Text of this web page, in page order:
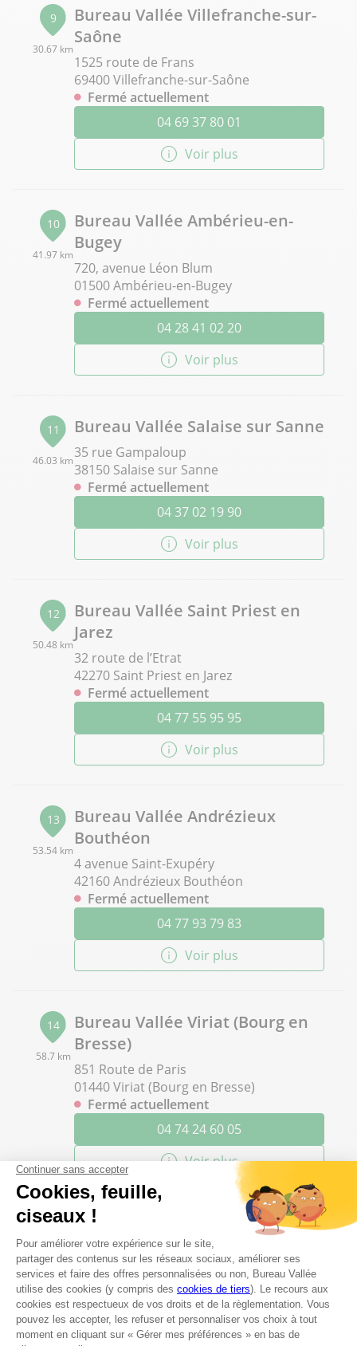
9
30.67 km
Bureau Vallée Villefranche-sur-
Saône
1525 route de Frans
69400 Villefranche-sur-Saône
Fermé actuellement
04 69 37 80 01
Voir plus
10
41.97 km
Bureau Vallée Ambérieu-en-
Bugey
720, avenue Léon Blum
01500 Ambérieu-en-Bugey
Fermé actuellement
04 28 41 02 20
Voir plus
11
46.03 km
Bureau Vallée Salaise sur Sanne
35 rue Gampaloup
38150 Salaise sur Sanne
Fermé actuellement
04 37 02 19 90
Voir plus
12
50.48 km
Bureau Vallée Saint Priest en
Jarez
32 route de l’Etrat
42270 Saint Priest en Jarez
Fermé actuellement
04 77 55 95 95
Voir plus
13
53.54 km
Bureau Vallée Andrézieux
Bouthéon
4 avenue Saint-Exupéry
42160 Andrézieux Bouthéon
Fermé actuellement
04 77 93 79 83
Voir plus
14
58.7 km
Bureau Vallée Viriat (Bourg en
Bresse)
851 Route de Paris
01440 Viriat (Bourg en Bresse)
Fermé actuellement
04 74 24 60 05
Voir plus
61.91 km
Bureau Vallée Belley
ZAC DE L’OUSSON
01300 BELLEY
Fermé actuellement
0482773030